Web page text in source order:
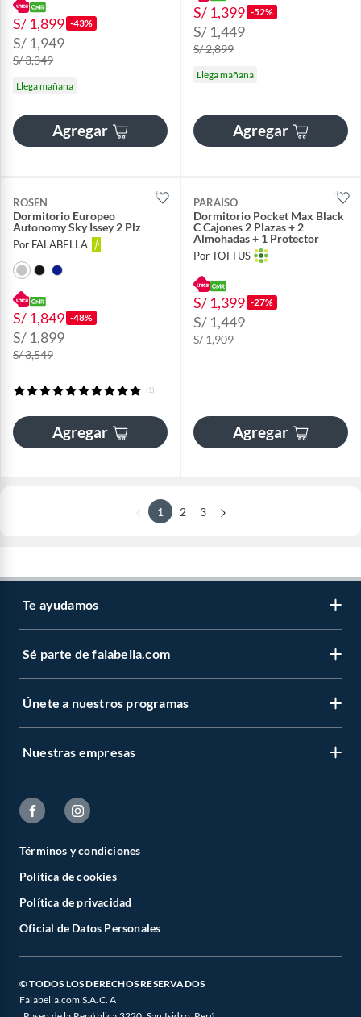
S/ 1,899 -43%
S/ 1,949
S/ 3,349
Llega mañana
Agregar
S/ 1,399 -52%
S/ 1,449
S/ 2,899
Llega mañana
Agregar
ROSEN
Dormitorio Europeo
Autonomy Sky Issey 2 Plz
Por FALABELLA
S/ 1,849 -48%
S/ 1,899
S/ 3,549
(1)
Agregar
PARAISO
Dormitorio Pocket Max Black
C Cajones 2 Plazas + 2
Almohadas + 1 Protector
Por TOTTUS
S/ 1,399 -27%
S/ 1,449
S/ 1,909
Agregar
1 2 3
Te ayudamos
Sé parte de falabella.com
Únete a nuestros programas
Nuestras empresas
Términos y condiciones
Política de cookies
Política de privacidad
Oficial de Datos Personales
© TODOS LOS DERECHOS RESERVADOS
Falabella.com S.A.C. A